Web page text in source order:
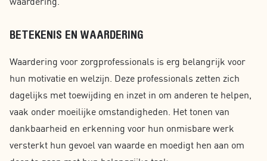
BETEKENIS EN WAARDERING
Waardering voor zorgprofessionals is erg belangrijk voor
hun motivatie en welzijn. Deze professionals zetten zich
dagelijks met toewijding en inzet in om anderen te helpen,
vaak onder moeilijke omstandigheden. Het tonen van
dankbaarheid en erkenning voor hun onmisbare werk
versterkt hun gevoel van waarde en moedigt hen aan om